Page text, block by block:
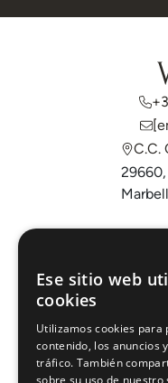
C.C.
Ese sitio web
cookies
Utilizamos cookies para
contenido, los anuncios
tráfico. También
sobre su uso de